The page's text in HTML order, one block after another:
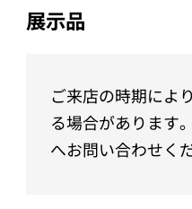
展示品
ご来店の時期によ
る場合があります
へお問い合わせく